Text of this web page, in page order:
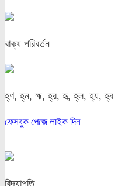
বাক্য পরিবর্তন
হ্ণ, হ্ন, হ্ম, হ্র, হৃ, হ্ল, হ্য, হ্ব
ফেসবুক পেজে লাইক দিন